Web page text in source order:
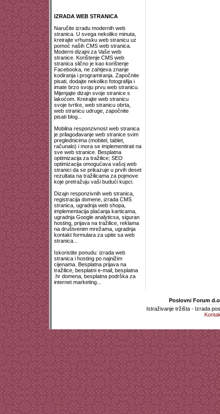
IZRADA WEB STRANICA
Naručite izradu modernih web
stranica. U svega nekoliko minuta,
kreirajte vrhunsku web stranicu uz
pomoć naših CMS web stranica.
Moderni dizajni za Vaše web
stranice. Korištenje CMS web
stranica slično je kao korištenje
Facebooka, ne zahtjeva znanje
kodiranja i programiranja. Započnite
pisati, dodajte nekoliko fotografija i
imate brzo svoju prvu web stranicu.
Mijenjajte dizajn svoje stranice s
lakoćom. Kreirajte web stranicu
svoje tvrtke, web stranicu obrta,
web stranicu udruge, započnite
pisati blog...
Mobilna responzivnost web stranica
je prilagođavanje web stranice svim
preglednicima (mobitel, tablet,
računalo) i mora se implementirati na
sve web stranice. Besplatna
optimizacija za tražilice; SEO
optimizacija omogućava vašoj web
stranici da se prikazuje u prvih deset
rezultata na tražilicama za pojmove
koje pretražuju vaši budući kupci.
Dizajn responzivnih web stranica,
registracija domene, izrada CMS
stranica, ugradnja web shopa,
implementacija plaćanja karticama,
ugradnja Google analyticsa, siguran
hosting, prijava na tražilice, reklama
na društvenim mrežama, ugradnja
kontakt formulara za upite sa web
stranica...
Iskoristite ponudu: izrada web
stranica i hosting po najnižim
cijenama. Besplatna prijava na
tražilice, besplatni e-mail, besplatna
.hr domena, besplatna podrška za
internet marketing...
Poslovni Forum
Istraživanje tržišta - Izrada